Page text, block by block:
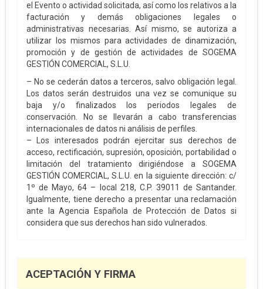
el Evento o actividad solicitada, así como los relativos a la
facturación y demás obligaciones legales o
administrativas necesarias. Así mismo, se autoriza a
utilizar los mismos para actividades de dinamización,
promoción y de gestión de actividades de SOGEMA
GESTIÓN COMERCIAL, S.L.U.
– No se cederán datos a terceros, salvo obligación legal.
Los datos serán destruidos una vez se comunique su
baja y/o finalizados los periodos legales de
conservación. No se llevarán a cabo transferencias
internacionales de datos ni análisis de perfiles.
– Los interesados podrán ejercitar sus derechos de
acceso, rectificación, supresión, oposición, portabilidad o
limitación del tratamiento dirigiéndose a SOGEMA
GESTIÓN COMERCIAL, S.L.U. en la siguiente dirección: c/
1º de Mayo, 64 – local 218, C.P. 39011 de Santander.
Igualmente, tiene derecho a presentar una reclamación
ante la Agencia Española de Protección de Datos si
considera que sus derechos han sido vulnerados.
ACEPTACIÓN Y FIRMA